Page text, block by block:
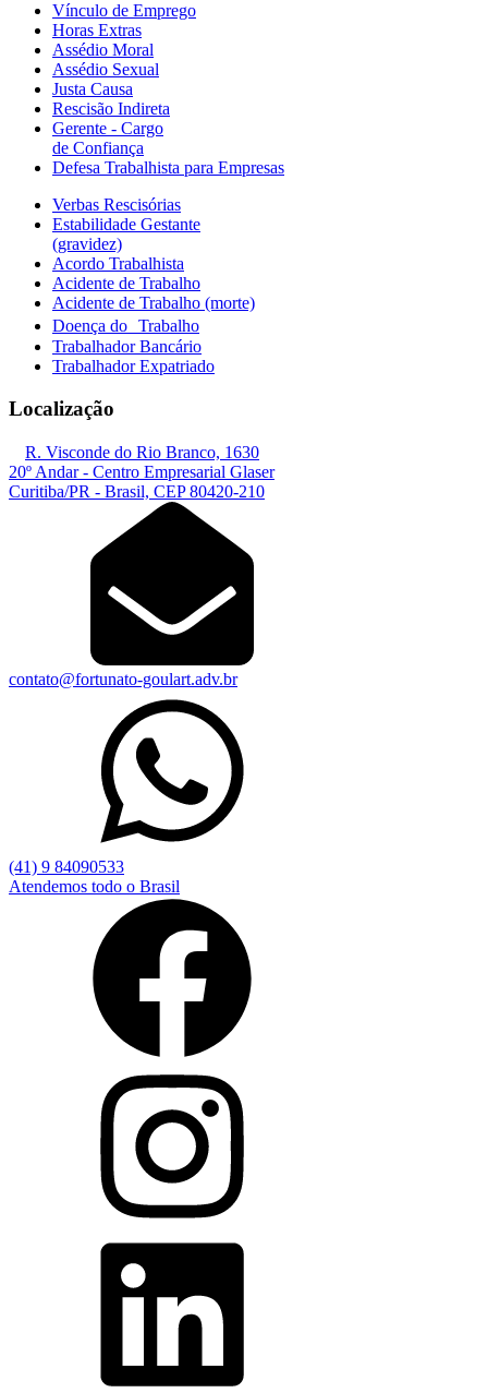
Vínculo de Emprego
Horas Extras
Assédio Moral
Assédio Sexual
Justa Causa
Rescisão Indireta
Gerente - Cargo
de Confiança
Defesa Trabalhista para Empresas
Verbas Rescisórias
Estabilidade Gestante
(gravidez)
Acordo Trabalhista
Acidente de Trabalho
Acidente de Trabalho (morte)
Doença do Trabalho
Trabalhador Bancário
Trabalhador Expatriado
Localização
R. Visconde do Rio Branco, 1630
20º Andar - Centro Empresarial Glaser
Curitiba/PR - Brasil, CEP 80420-210
contato@fortunato-goulart.adv.br
(41) 9 84090533
Atendemos todo o Brasil